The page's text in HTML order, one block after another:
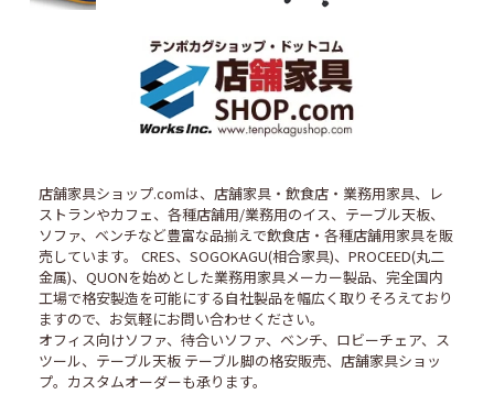
店舗家具ショップ.comは、店舗家具・飲食店・業務用家具、レ
ストランやカフェ、各種店舗用/業務用のイス、テーブル天板、
ソファ、ベンチなど豊富な品揃えで飲食店・各種店舗用家具を販
売しています。 CRES、SOGOKAGU(相合家具)、PROCEED(丸二
金属)、QUONを始めとした業務用家具メーカー製品、完全国内
工場で格安製造を可能にする自社製品を幅広く取りそろえており
ますので、お気軽にお問い合わせください。
オフィス向けソファ、待合いソファ、ベンチ、ロビーチェア、ス
ツール、テーブル天板 テーブル脚の格安販売、店舗家具ショッ
プ。カスタムオーダーも承ります。